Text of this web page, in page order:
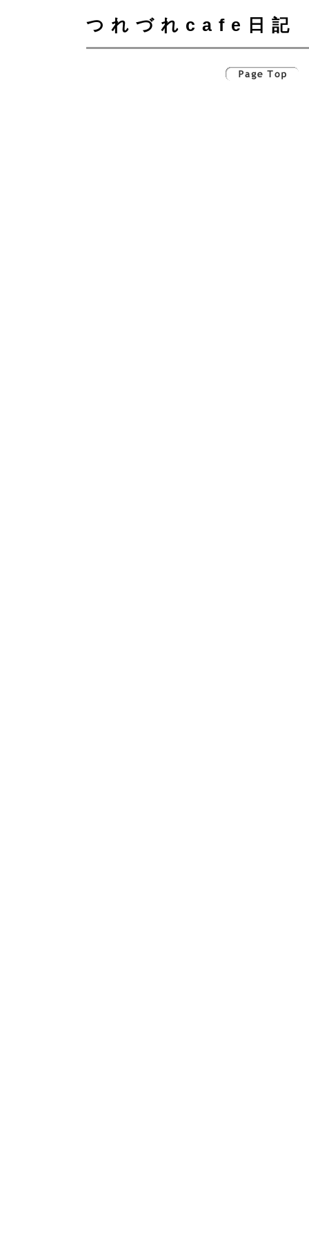
つれづれcafe日記